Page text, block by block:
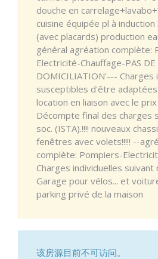
douche en
cuisine équipée pl à
(avec placards) production
général agréation complète:
Electricité-Chauffage-PAS DE
DOMICILIATION'--- Charges
susceptibles d'être
location en liaison avec le
Décompte final des charges
soc. (ISTA).!!!! nouveaux
fenêtres avec volets!!!!! --
complète: Pompiers-
Charges individuelles suivant
Garage pour vélos... et
parking privé de la maison
该房源目前不可访问。